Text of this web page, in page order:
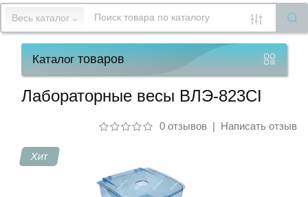
15
работы
Весь каталог
Каталогтоваров
Лабораторные весы ВЛЭ-823CI
0 отзывов| Написать отзыв
Хит